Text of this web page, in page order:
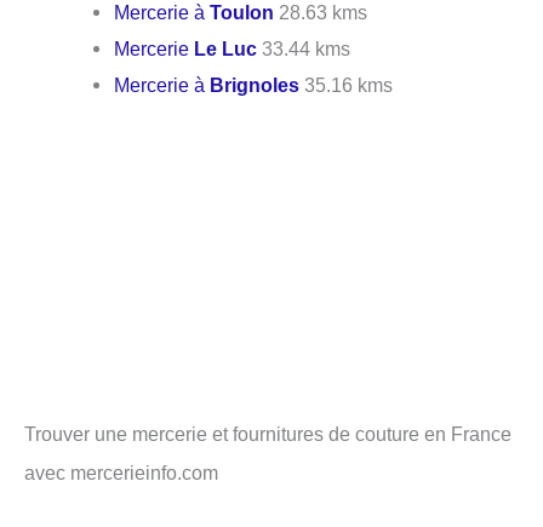
Mercerie àToulon 28.63 kms
Mercerie Le Luc 33.44 kms
Mercerie à Brignoles 35.16 kms
Trouver une mercerie et fournitures de couture en France
avec mercerieinfo.com